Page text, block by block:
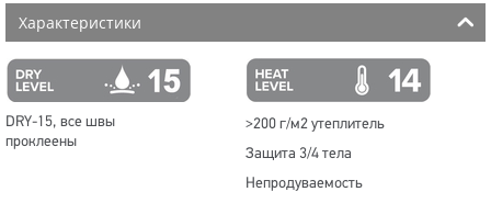
Характеристики
DRY-15, все швы
проклеены
>200 г/м2 утеплитель
Защита 3/4 тела
Непродуваемость